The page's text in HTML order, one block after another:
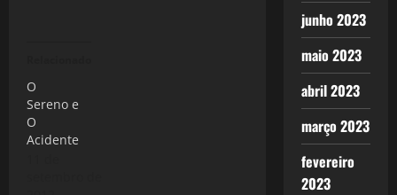
O
Sereno e
O
Acidente
junho 2023
maio 2023
abril 2023
março 2023
fevereiro
2023